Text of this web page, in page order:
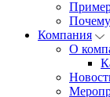
Компания
О